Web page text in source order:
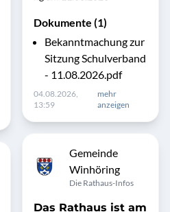
Dokumente (1)
Bekanntmachung zur
Sitzung Schulverband
- 11.08.2026.pdf
04.08.2026,
13:59
mehr
anzeigen
Gemeinde
Winhöring
Die Rathaus-Infos
Das Rathaus ist am